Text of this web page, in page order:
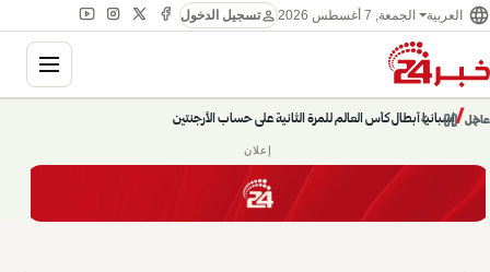
language العربية الجمعة, 7 أغسطس 2026 personتسجيل الدخول
عاجل/
إسبانيا أبطال كأس العالم للمرة الثانية على حساب الأرجنتين
حديث الساعة: سيناريوهات قادمة 745
chevron_right
pause
chevron_left
إعلان